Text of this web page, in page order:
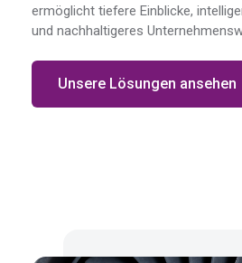
ermöglicht tiefere Einblicke,
und nachhaltigeres
Unsere Lösungen ansehen